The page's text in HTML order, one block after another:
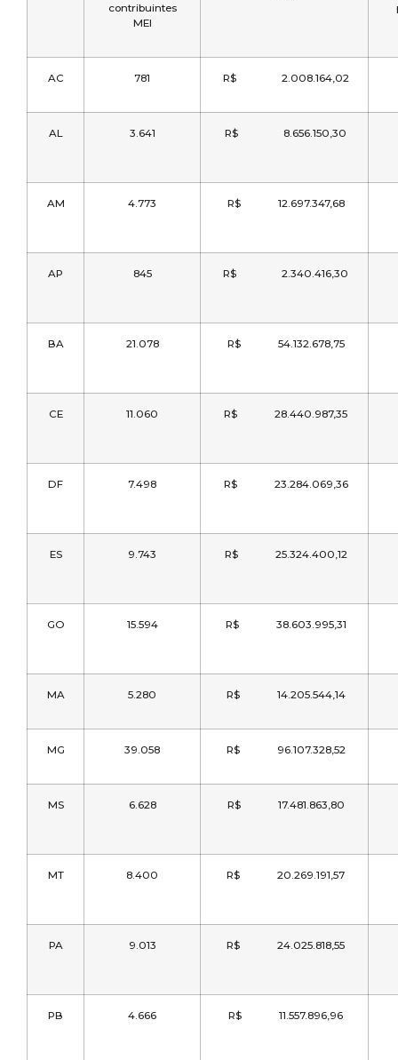
contribuintes
MEI
AC 781 R$ 2.008.164,02
AL 3.641 R$ 8.656.150,30
AM 4.773 R$ 12.697.347,68
AP 845 R$ 2.340.416,30
BA 21.078 R$ 54.132.678,75
CE 11.060 R$ 28.440.987,35
DF 7.498 R$ 23.284.069,36
ES 9.743 R$ 25.324.400,12
GO 15.594 R$ 38.603.995,31
MA 5.280 R$ 14.205.544,14
MG 39.058 R$ 96.107.328,52
MS 6.628 R$ 17.481.863,80
MT 8.400 R$ 20.269.191,57
PA 9.013 R$ 24.025.818,55
PB 4.666 R$ 11.557.896,96